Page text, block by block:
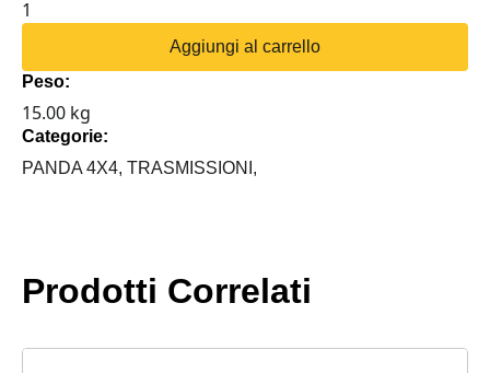
ALBERO
FIAT
PANDA
4X4
quantità
Aggiungi al carrello
Peso:
15.00 kg
Categorie:
PANDA 4X4, TRASMISSIONI,
Prodotti Correlati